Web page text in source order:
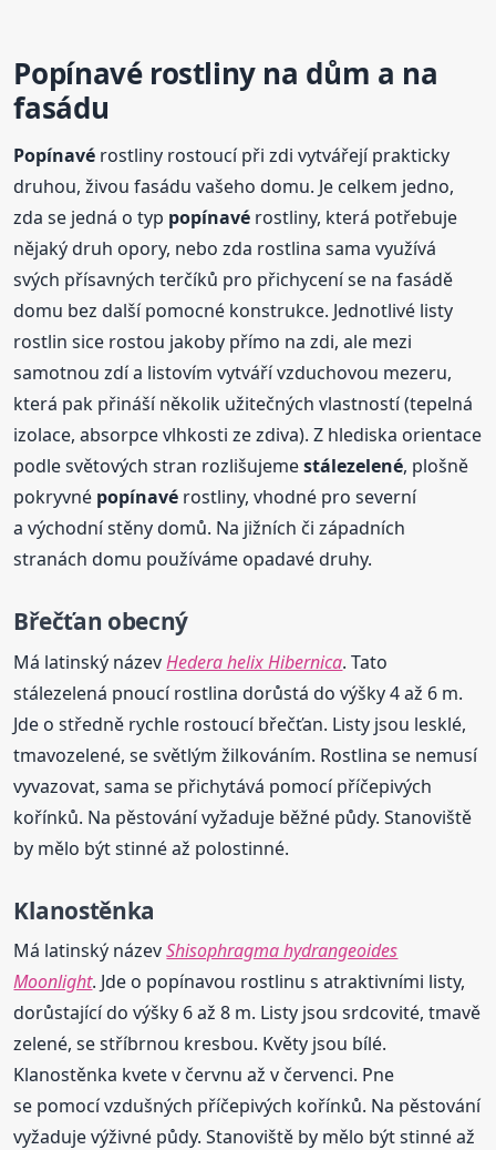
Popínavérostliny na dům a na
fasádu
Popínavé rostliny rostoucí při zdi vytvářejí prakticky
druhou, živou fasádu vašeho domu. Je celkem jedno,
zda se jedná o typ popínavé rostliny, která potřebuje
nějaký druh opory, nebo zda rostlina sama využívá
svých přísavných terčíků pro přichycení se na fasádě
domu bez další pomocné konstrukce. Jednotlivé listy
rostlin sice rostou jakoby přímo na zdi, ale mezi
samotnou zdí a listovím vytváří vzduchovou mezeru,
která pak přináší několik užitečných vlastností (tepelná
izolace, absorpce vlhkosti ze zdiva). Z hlediska orientace
podle světových stran rozlišujemestálezelené, plošně
pokryvné popínavé rostliny, vhodné pro severní
a východní stěny domů. Na jižních či západních
stranách domu používáme opadavé druhy.
Břečťan obecný
Má latinský názevHedera helix Hibernica. Tato
stálezelená pnoucí rostlina dorůstá do výšky 4 až 6 m.
Jde o středně rychle rostoucí břečťan. Listy jsou lesklé,
tmavozelené, se světlým žilkováním. Rostlina se nemusí
vyvazovat, sama se přichytává pomocí příčepivých
kořínků. Na pěstování vyžaduje běžné půdy. Stanoviště
by mělo být stinné až polostinné.
Klanostěnka
Má latinský názevShisophragma hydrangeoides
Moonlight. Jde o popínavou rostlinu s atraktivními listy,
dorůstající do výšky 6 až 8 m. Listy jsou srdcovité, tmavě
zelené, se stříbrnou kresbou. Květy jsou bílé.
Klanostěnka kvete v červnu až v červenci. Pne
se pomocí vzdušných příčepivých kořínků. Na pěstování
vyžaduje výživné půdy. Stanoviště by mělo být stinné až